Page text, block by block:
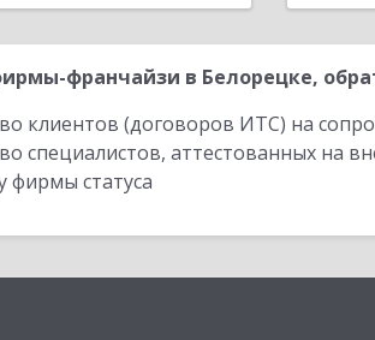
франчайзи в Белорецке,
клиентов (договоров ИТС) на
специалистов, аттестованных на
фирмы статуса